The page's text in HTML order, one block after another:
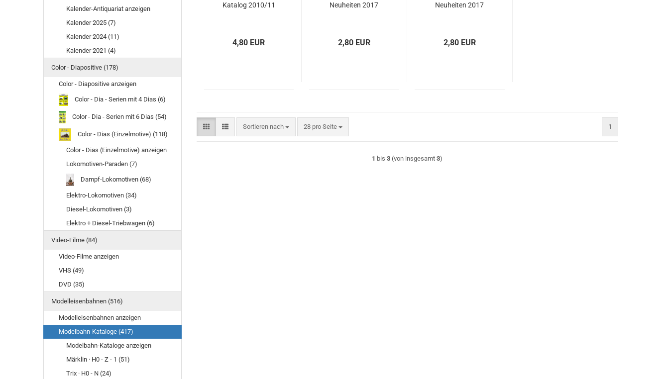
Katalog 2010/11
4,80 EUR
Neuheiten 2017
2,80 EUR
Neuheiten 2017
2,80 EUR
Sortieren nach
Sortieren nach 28 pro Seite
pro Seite 1
1 bis3 (von insgesamt3)
Kalender-Antiquariat anzeigen
Kalender 2025 (7)
Kalender 2024 (11)
Kalender 2021 (4)
Color - Diapositive (178)
Color - Diapositive anzeigen
Color - Dia - Serien mit 4 Dias (6)
Color - Dia - Serien mit 6 Dias (54)
Color - Dias (Einzelmotive) (118)
Color - Dias (Einzelmotive) anzeigen
Lokomotiven-Paraden (7)
Dampf-Lokomotiven (68)
Elektro-Lokomotiven (34)
Diesel-Lokomotiven (3)
Elektro + Diesel-Triebwagen (6)
Video-Filme (84)
Video-Filme anzeigen
VHS (49)
DVD (35)
Modelleisenbahnen (516)
Modelleisenbahnen anzeigen
Modelbahn-Kataloge (417)
Modelbahn-Kataloge anzeigen
Märklin · H0 - Z - 1 (51)
Trix · H0 - N (24)